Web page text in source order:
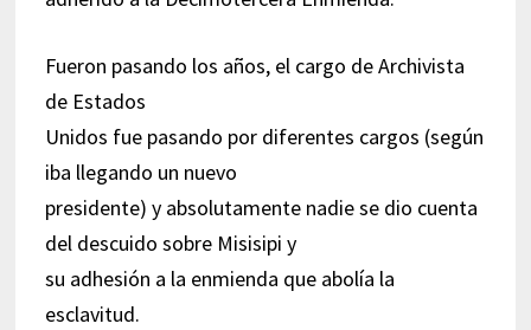
Fueron pasando los años, el cargo de Archivista
de Estados
Unidos fue pasando por diferentes cargos (según
iba llegando un nuevo
presidente) y absolutamente nadie se dio cuenta
del descuido sobre Misisipi y
su adhesión a la enmienda que abolía la
esclavitud.